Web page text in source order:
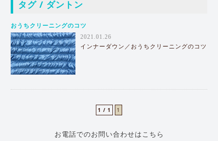
タグ / ダントン
おうちクリーニングのコツ
2021.01.26
インナーダウン／おうちクリーニングのコツ
1 / 1 1
お電話でのお問い合わせはこちら